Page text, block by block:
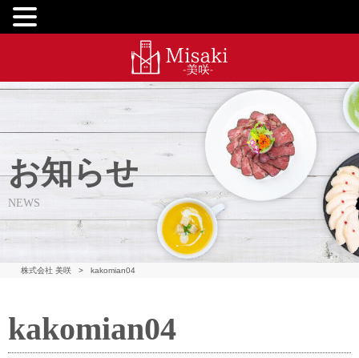
お知らせ
NEWS
株式会社 美咲 > kakomian04
kakomian04